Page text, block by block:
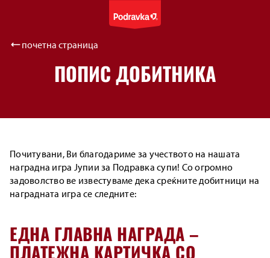
почетна страница
ПОПИС ДОБИТНИКА
Почитувани, Ви благодариме за учеството на нашата
наградна игра Јупии за Подравка супи! Со огромно
задоволство ве известуваме дека среќните добитници на
наградната игра се следните:
ЕДНА ГЛАВНА НАГРАДА –
ПЛАТЕЖНА КАРТИЧКА СО